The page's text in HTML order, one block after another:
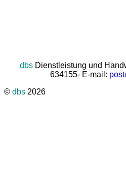
dbsDienstleistung und
634155- E-mail:
© dbs 2026